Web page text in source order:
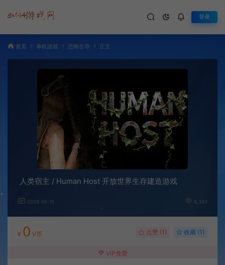
登录
首页 单机游戏 恐怖生存 正文
人类宿主 / Human Host 开放世界生存建造游戏
2026-05-15 8,360
¥ 0 V币 点赞 (1 ) 收藏 (1)
VIP免费